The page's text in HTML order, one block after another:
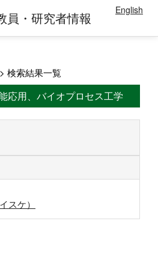
員・研究者情報 English
> 検索結果一覧
応用、バイオプロセス工学
スケ）